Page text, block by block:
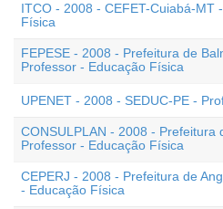
ITCO - 2008 - CEFET-Cuiabá-MT
Física
FEPESE - 2008 - Prefeitura de
Professor - Educação Física
UPENET - 2008 - SEDUC-PE -
CONSULPLAN - 2008 - Prefeitura
Professor - Educação Física
CEPERJ - 2008 - Prefeitura de
- Educação Física